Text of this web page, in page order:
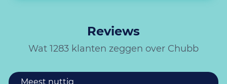
Reviews
Wat 1283 klanten zeggen over Chubb